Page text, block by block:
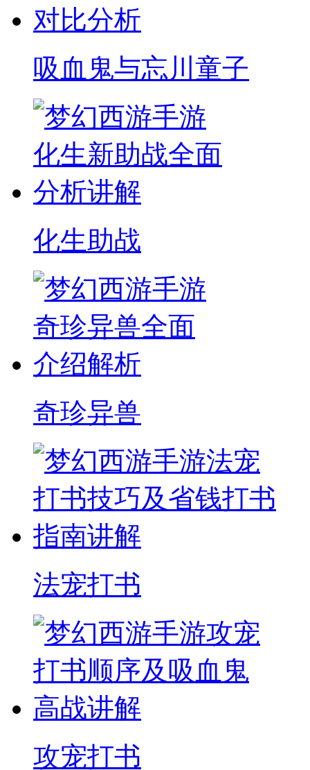
吸血鬼与忘川童子
化生助战
奇珍异兽
法宠打书
攻宠打书